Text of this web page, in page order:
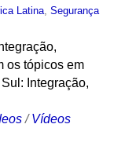
Latina, Segurança
os tópicos em
Integração,
/Vídeos